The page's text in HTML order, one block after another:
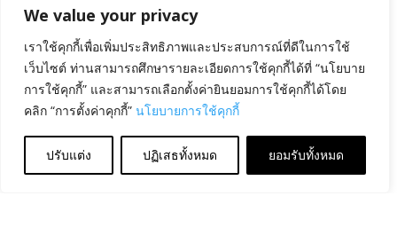
We value your privacy
เราใช้คุกกี้เพื่อเพิ่มประสิทธิภาพและประสบการณ์ที่ดีในการใช้
เว็บไซต์ ท่านสามารถศึกษารายละเอียดการใช้คุกกี้ได้ที่ “นโยบาย
การใช้คุกกี้” และสามารถเลือกตั้งค่ายินยอมการใช้คุกกี้ได้โดย
คลิก “การตั้งค่าคุกกี้” นโยบายการใช้คุกกี้
ปรับแต่ง ปฏิเสธทั้งหมด ยอมรับทั้งหมด